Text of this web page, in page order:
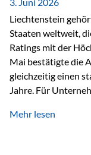
Liechtenstein
Staaten weltweit,
Ratings mit der
Mai bestätigte die
gleichzeitig einen
Jahre. Für
finanzielle Stabilität
Mehr lesen